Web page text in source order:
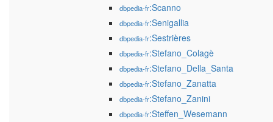
dbpedia-fr:Scanno
dbpedia-fr:Senigallia
dbpedia-fr:Sestrières
dbpedia-fr:Stefano_Colagè
dbpedia-fr:Stefano_Della_Santa
dbpedia-fr:Stefano_Zanatta
dbpedia-fr:Stefano_Zanini
dbpedia-fr:Steffen_Wesemann